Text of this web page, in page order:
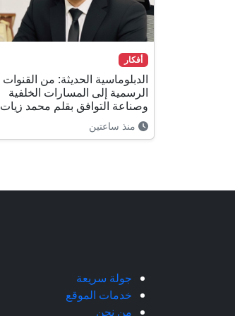
أفكار
الدبلوماسية الحديثة: من القنوات
الرسمية إلى المسارات الخلفية
وصناعة التوافق بقلم محمد زيات
منذ ساعتين
جولة سريعة
خدمات الموقع
من نحن